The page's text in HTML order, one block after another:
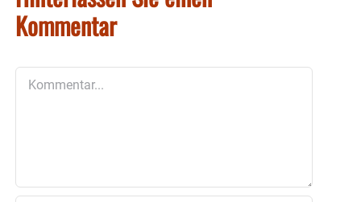
Kommentar